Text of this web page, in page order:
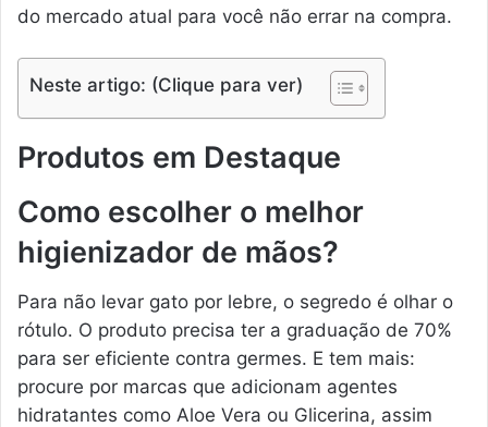
do mercado atual para você não errar na compra.
Neste artigo: (Clique para ver)
Produtos em Destaque
Como escolher o melhor
higienizador de mãos?
Para não levar gato por lebre, o segredo é olhar o
rótulo. O produto precisa ter a graduação de 70%
para ser eficiente contra germes. E tem mais:
procure por marcas que adicionam agentes
hidratantes como Aloe Vera ou Glicerina, assim